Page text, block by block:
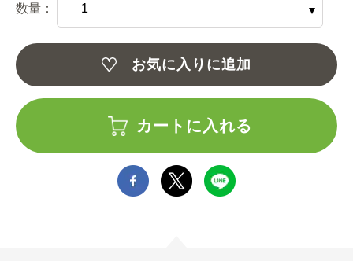
数量：
お気に入りに追加
カートに入れる